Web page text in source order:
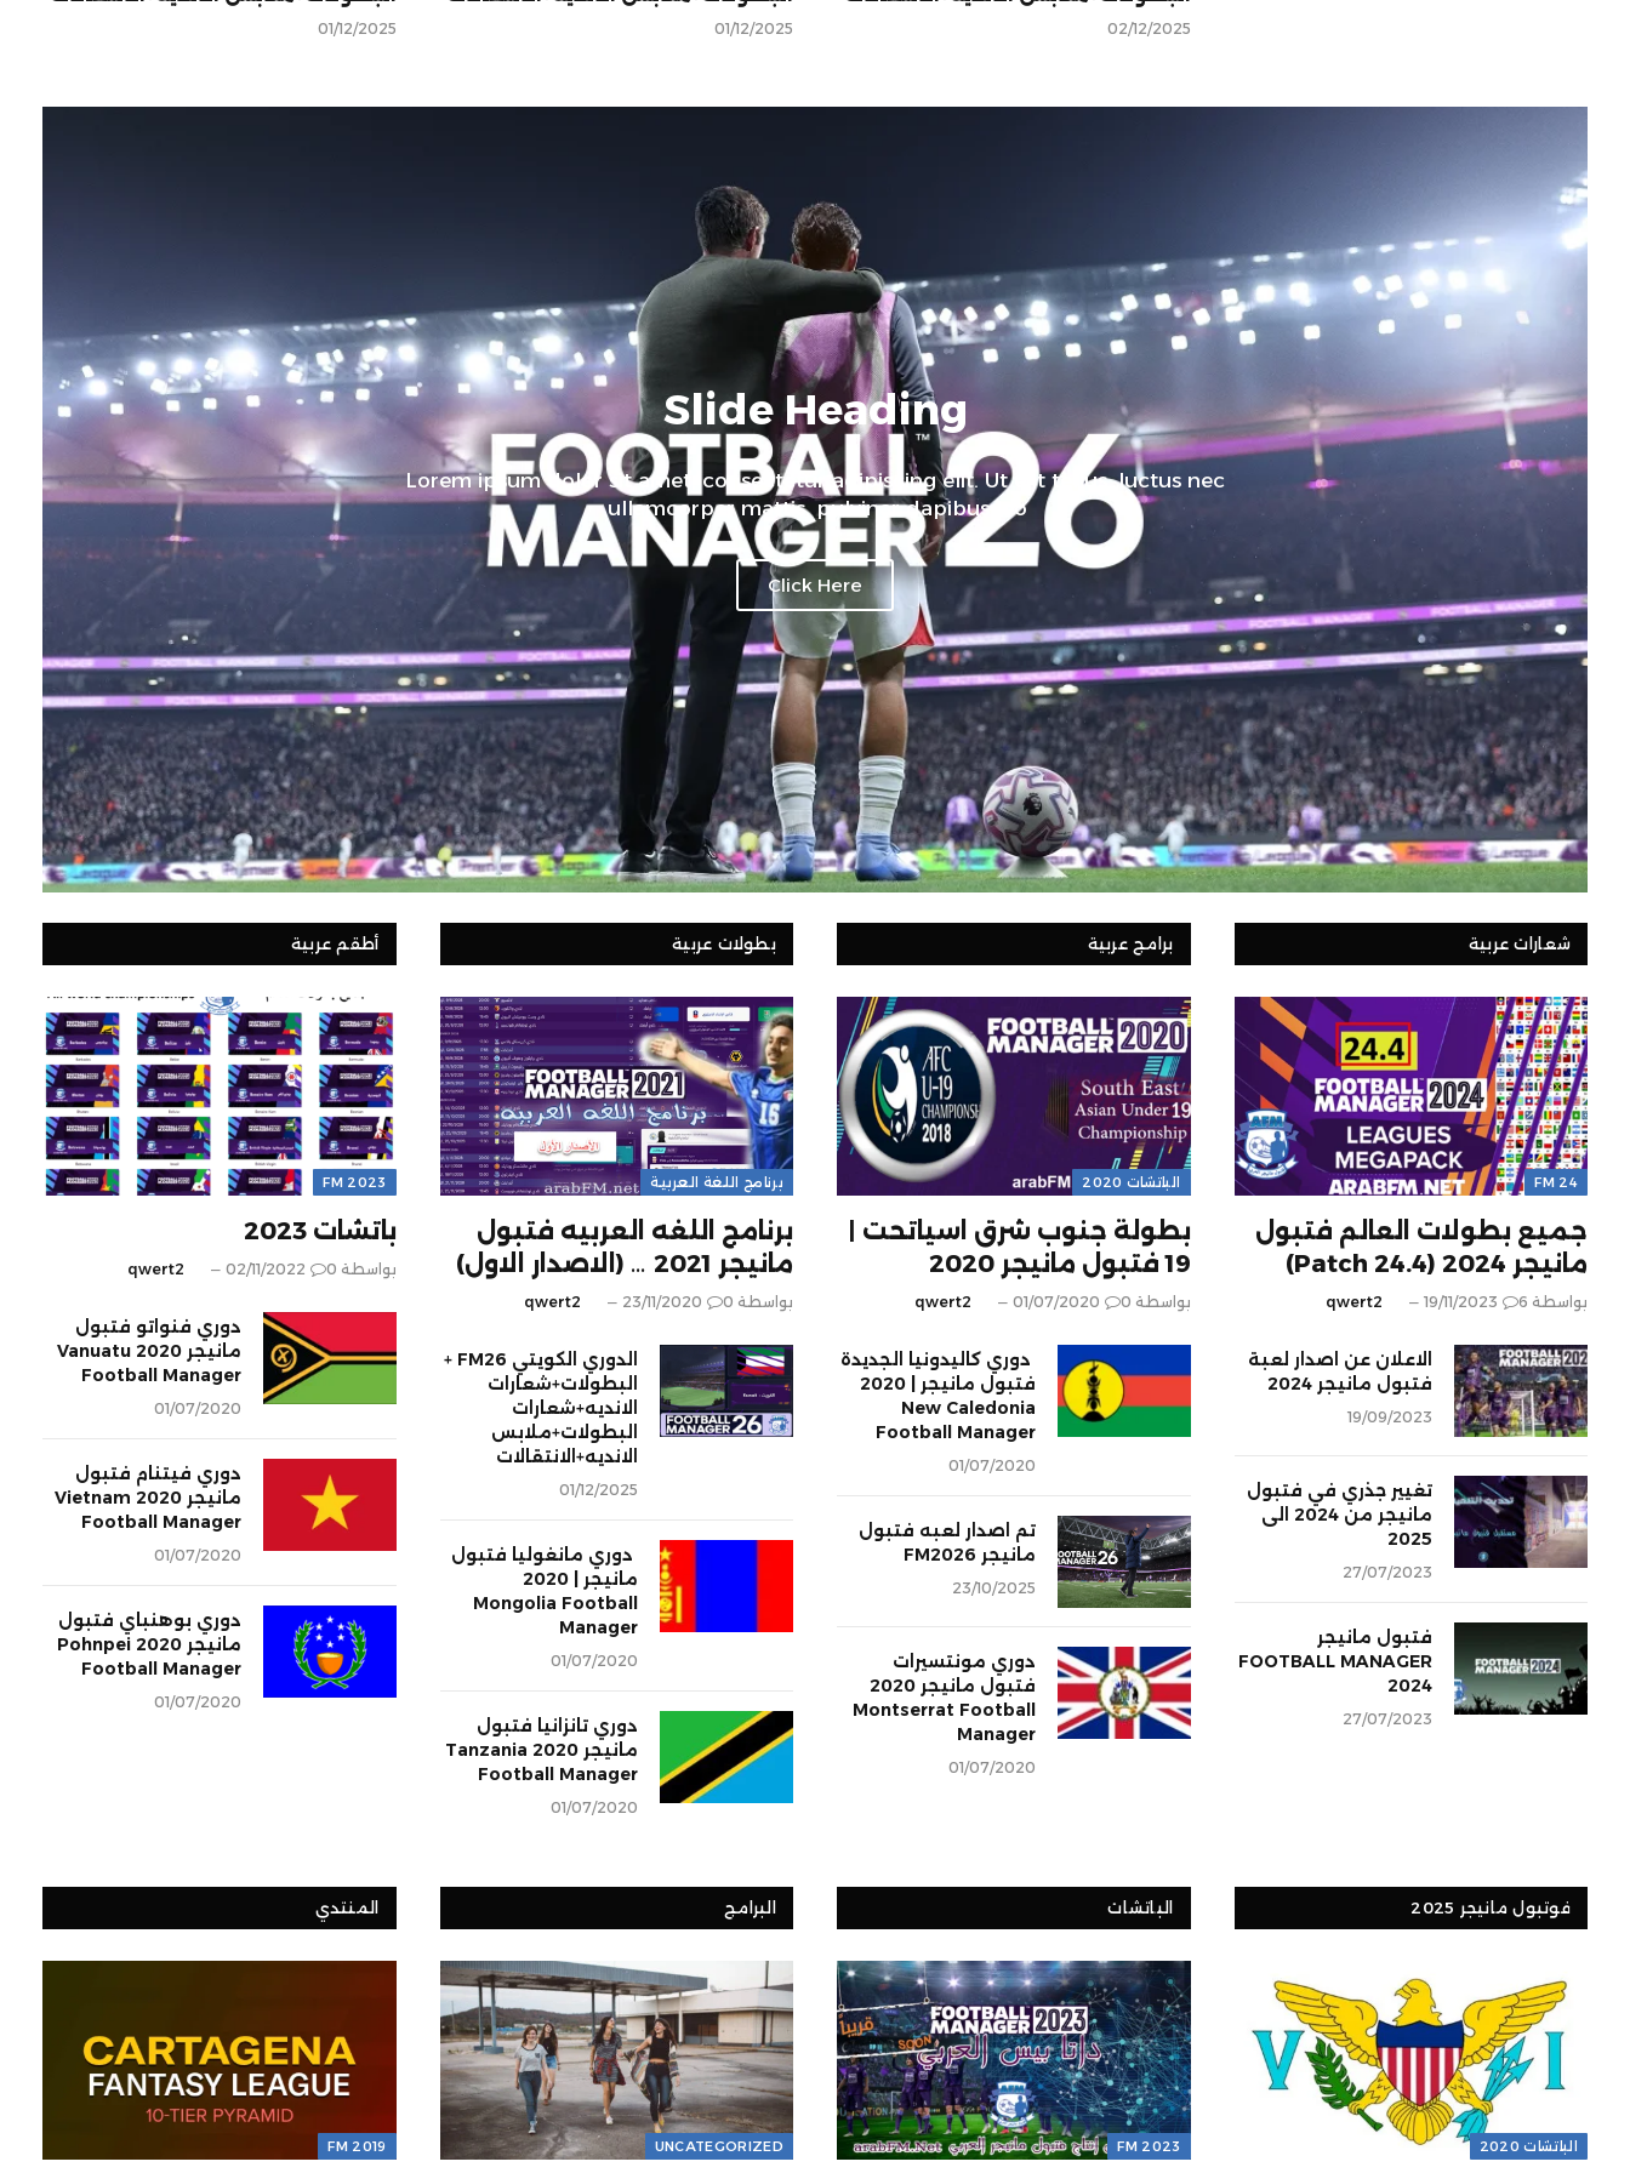
02/12/2025
01/12/2025
01/12/2025
Slide Heading
Lorem ipsum dolor sit amet, consectetur adipiscing elit. Ut elit tellus, luctus nec
ullamcorper mattis, pulvinar dapibus leo.
Click Here
شعارات عربية
FM 24
جميع بطولات العالم فتبول
مانيجر 2024 (Patch 24.4)
بواسطة qwert2 19/11/2023 6
الاعلان عن اصدار لعبة
فتبول مانيجر 2024
19/09/2023
تغيير جذري في فتبول
مانيجر من 2024 الى
2025
27/07/2023
فتبول مانيجر
FOOTBALL MANAGER
2024
27/07/2023
برامج عربية
الباتشات 2020
بطولة جنوب شرق اسياتحت |
19 فتبول مانيجر 2020
بواسطة qwert2 01/07/2020 0
دوري كاليدونيا الجديدة
فتبول مانيجر | 2020
New Caledonia
Football Manager
01/07/2020
تم اصدار لعبه فتبول
مانيجر FM2026
23/10/2025
دوري مونتسيرات
فتبول مانيجر 2020
Montserrat Football
Manager
01/07/2020
بطولات عربية
برنامج اللغة العربية
برنامج اللغه العربيه فتبول
مانيجر 2021 … (الاصدار الاول)
بواسطة qwert2 23/11/2020 0
الدوري الكويتي FM26 +
البطولات+شعارات
الانديه+شعارات
البطولات+ملابس
الانديه+الانتقالات
01/12/2025
دوري مانغوليا فتبول
مانيجر | 2020
Mongolia Football
Manager
01/07/2020
دوري تانزانيا فتبول
مانيجر 2020 Tanzania
Football Manager
01/07/2020
أطقم عربية
FM 2023
باتشات 2023
بواسطة qwert2 02/11/2022 0
دوري فنواتو فتبول
مانيجر 2020 Vanuatu
Football Manager
01/07/2020
دوري فيتنام فتبول
مانيجر 2020 Vietnam
Football Manager
01/07/2020
دوري بوهنباي فتبول
مانيجر 2020 Pohnpei
Football Manager
01/07/2020
فوتبول مانيجر 2025
الباتشات 2020
الباتشات
FM 2023
البرامج
UNCATEGORIZED
المنتدي
FM 2019